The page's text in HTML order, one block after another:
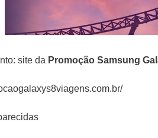
site da Promoção Samsung